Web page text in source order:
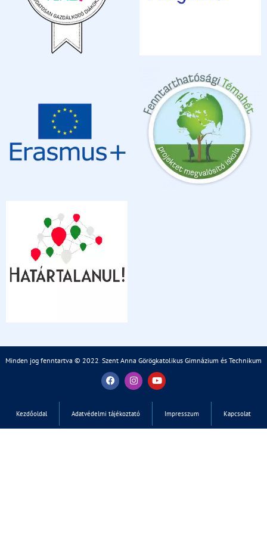
Minden jog fenntartva © 2022 Szent Anna Görögkatolikus Gimnázium és Technikum
Kezdőoldal Adatvédelmi tájékoztató Impresszum Kapcsolat